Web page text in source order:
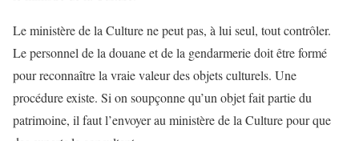
Le ministère de la Culture ne peut pas, à lui seul, tout contrôler.
Le personnel de la douane et de la gendarmerie doit être formé
pour reconnaître la vraie valeur des objets culturels. Une
procédure existe. Si on soupçonne qu’un objet fait partie du
patrimoine, il faut l’envoyer au ministère de la Culture pour que